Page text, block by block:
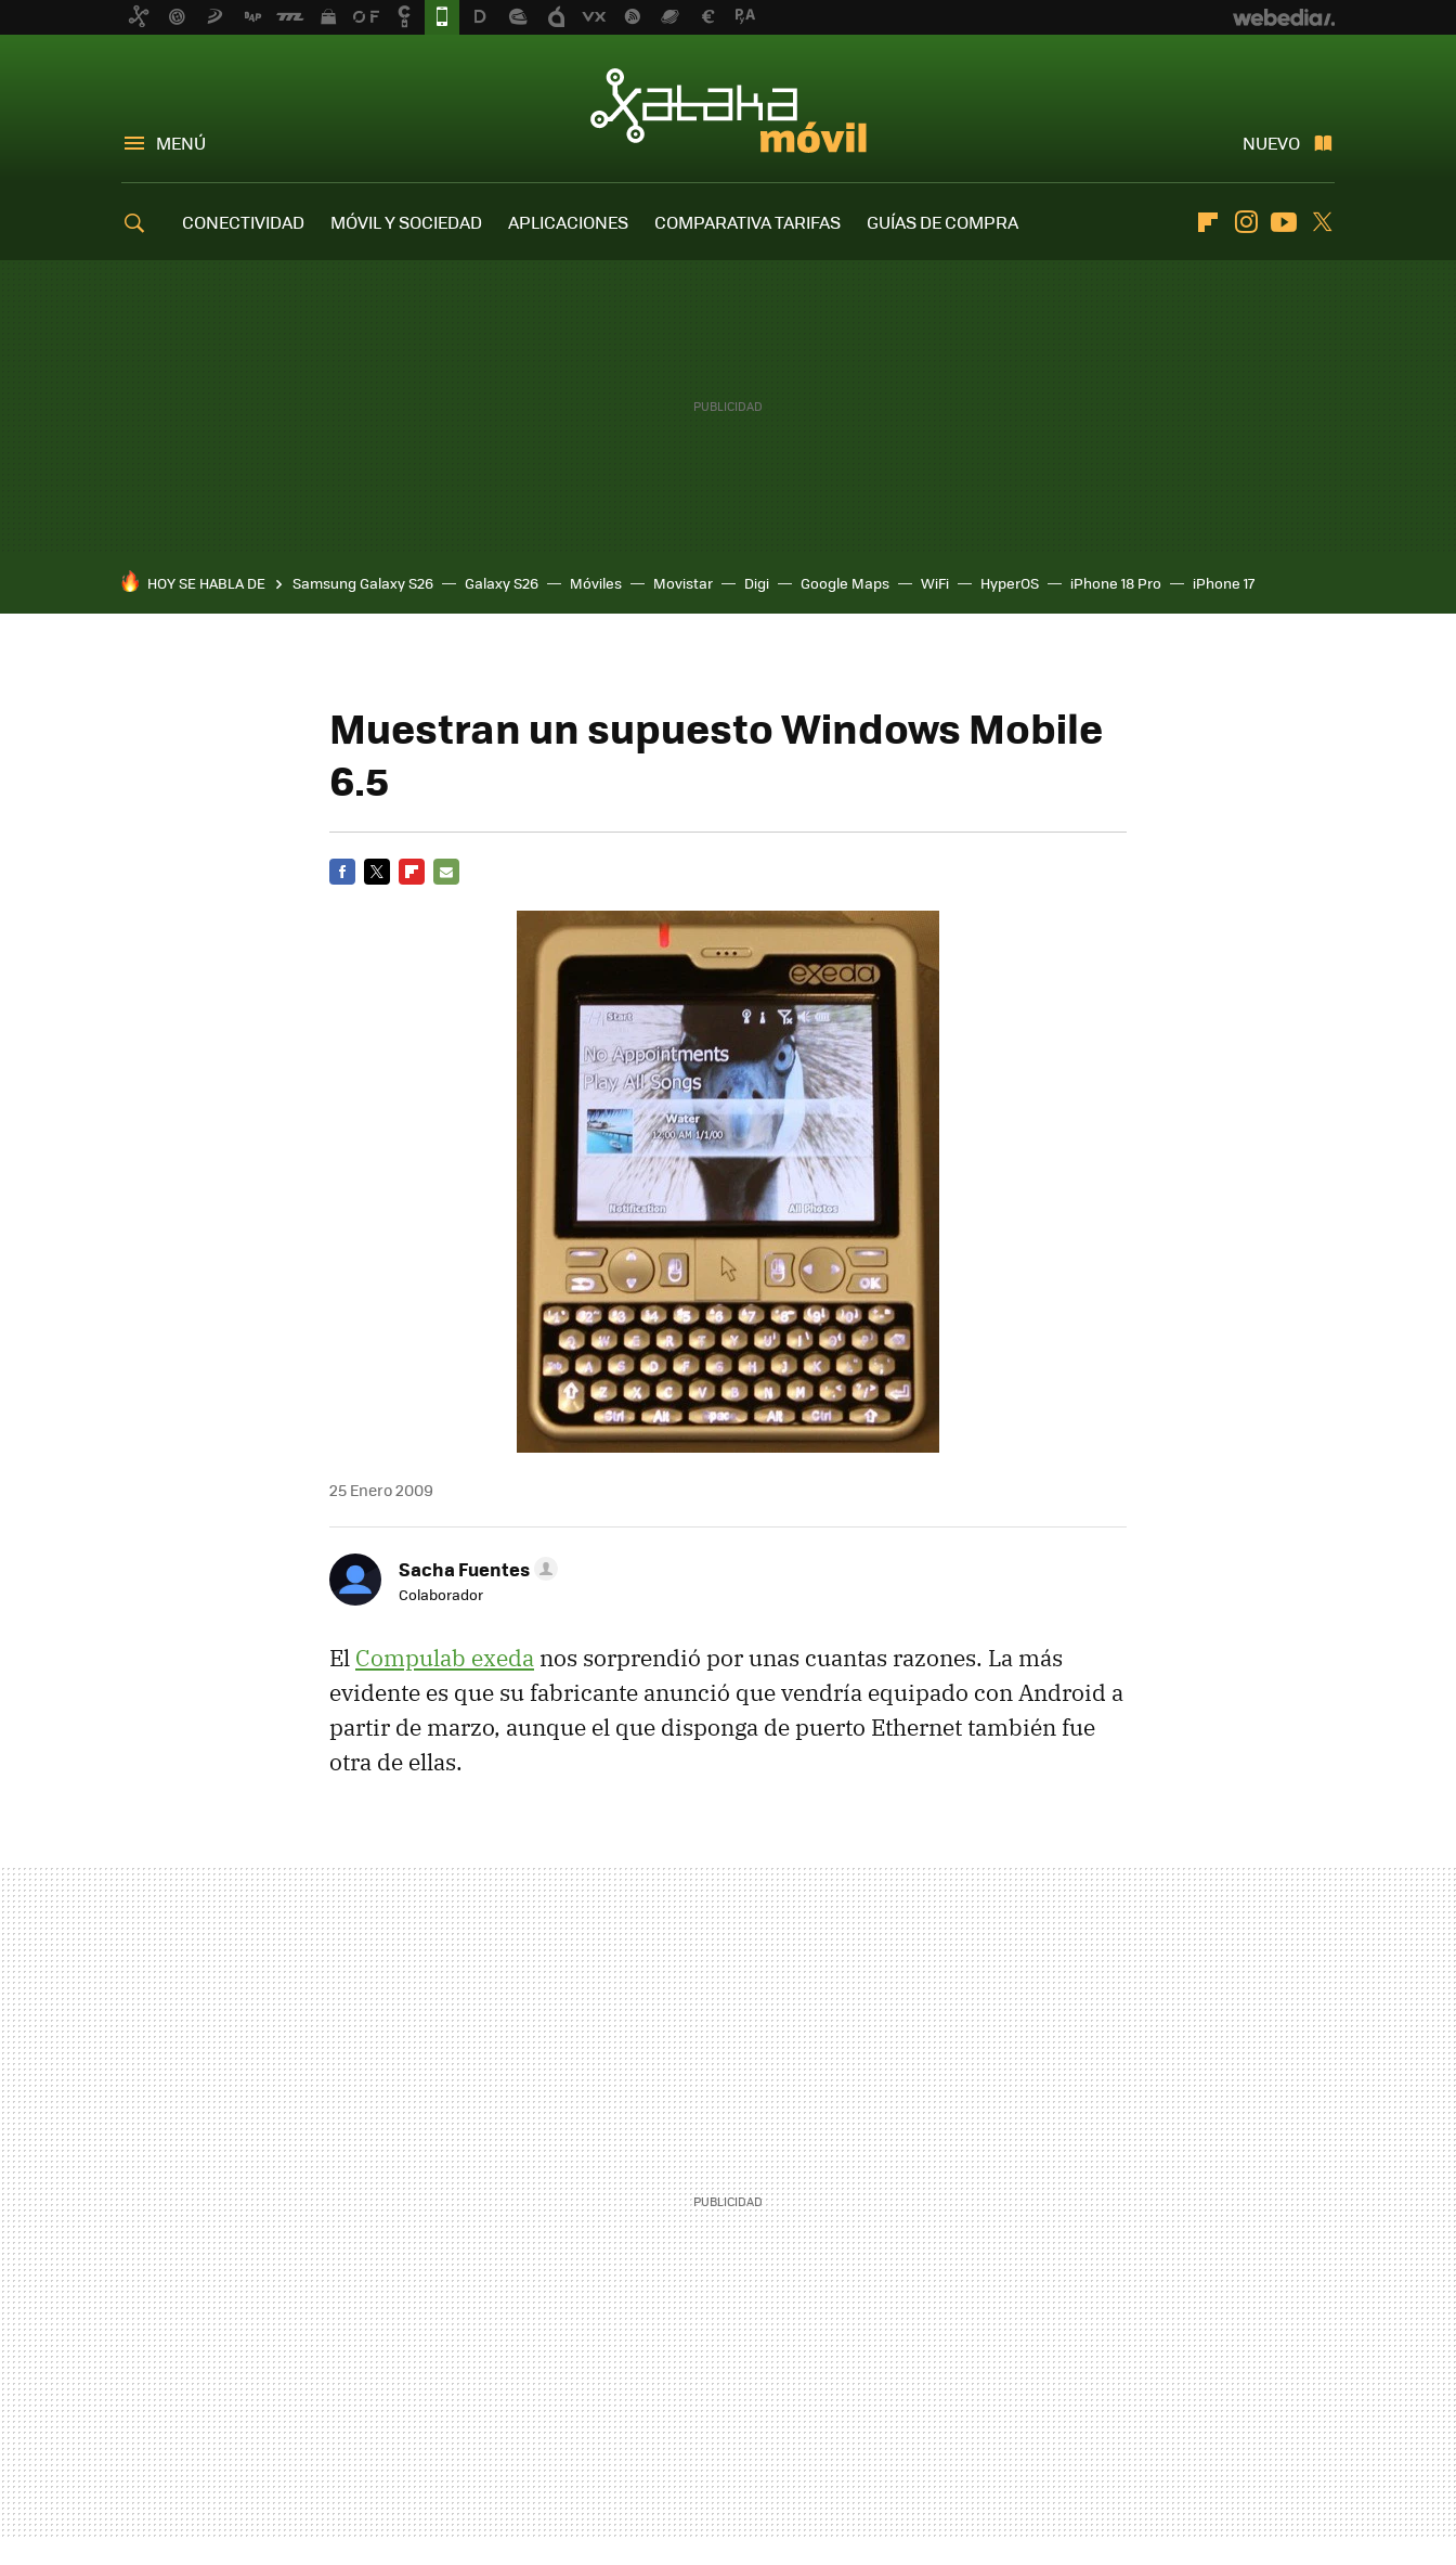
MENÚ NUEVO
CONECTIVIDAD MÓVIL Y SOCIEDAD APLICACIONES COMPARATIVA TARIFAS
GUÍAS DE COMPRA
FlipboardInstagramYoutube
HOY SE HABLA DE Samsung Galaxy S26 Galaxy S26 Móviles Movistar Digi Google Maps WiFi HyperOS iPhone 18 Pro iPhone 17
Muestran un supuesto Windows Mobile
6.5
25 Enero 2009
Sacha Fuentes
Colaborador
El Compulab exeda nos sorprendió por unas cuantas razones. La más
evidente es que su fabricante anunció que vendría equipado con Android a
partir de marzo, aunque el que disponga de puerto Ethernet también fue
otra de ellas.